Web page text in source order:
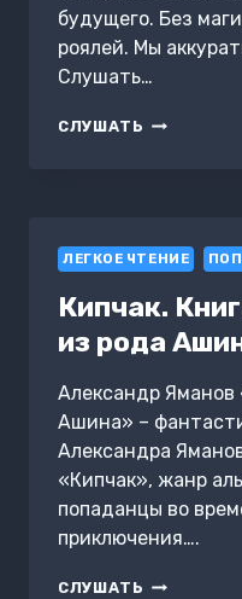
будущего. Без
роялей. Мы
Слушать…
СЛУШАТЬ
ЛЕГКОЕ ЧТЕНИЕ
Кипчак.
из рода
Александр
Ашина» –
Александра
«Кипчак», жанр
попаданцы во
приключения….
СЛУШАТЬ КИПЧАК.